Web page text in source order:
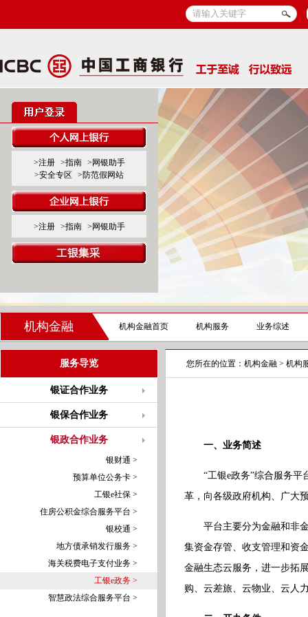
>注册 >指南
>网银助手
>安全专区
>防范假网站
>注册 >指南 >网银助手
机构金融 机构金融首页 机构服务 业务综述
服务导览
银证合作业务
银保合作业务
银政合作业务
银财通 >
预算单位公务卡 >
工银e社保 >
住房公积金综合服务平台 >
银校通 >
地方债承销发行服务 >
海关税费电子支付业务 >
工银e政务 >
智慧政法综合服务平台 >
您所在的位置： 机构金融 > 机构
一、业务简述
“工银e政务”综合服务
革，向各级政府机构、广大
平台主要分为金融和非金
集资金存管、收支管理和资
金融生态云服务，进一步拓
购、云差旅、云物业、云人